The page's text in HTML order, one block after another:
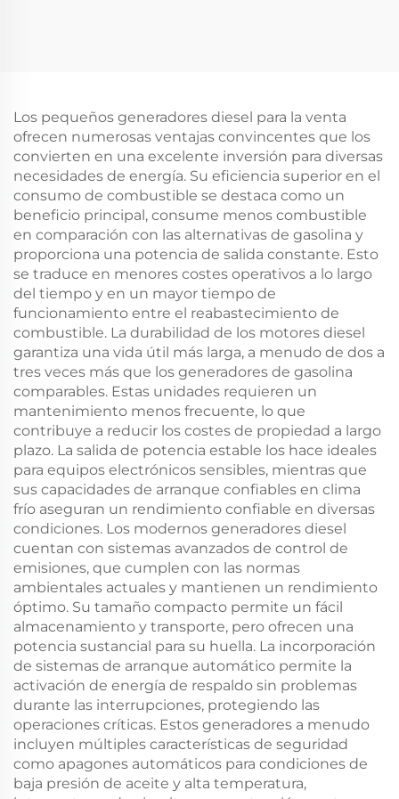
Los pequeños generadores diesel para la venta
ofrecen numerosas ventajas convincentes que los
convierten en una excelente inversión para diversas
necesidades de energía. Su eficiencia superior en el
consumo de combustible se destaca como un
beneficio principal, consume menos combustible
en comparación con las alternativas de gasolina y
proporciona una potencia de salida constante. Esto
se traduce en menores costes operativos a lo largo
del tiempo y en un mayor tiempo de
funcionamiento entre el reabastecimiento de
combustible. La durabilidad de los motores diesel
garantiza una vida útil más larga, a menudo de dos a
tres veces más que los generadores de gasolina
comparables. Estas unidades requieren un
mantenimiento menos frecuente, lo que
contribuye a reducir los costes de propiedad a largo
plazo. La salida de potencia estable los hace ideales
para equipos electrónicos sensibles, mientras que
sus capacidades de arranque confiables en clima
frío aseguran un rendimiento confiable en diversas
condiciones. Los modernos generadores diesel
cuentan con sistemas avanzados de control de
emisiones, que cumplen con las normas
ambientales actuales y mantienen un rendimiento
óptimo. Su tamaño compacto permite un fácil
almacenamiento y transporte, pero ofrecen una
potencia sustancial para su huella. La incorporación
de sistemas de arranque automático permite la
activación de energía de respaldo sin problemas
durante las interrupciones, protegiendo las
operaciones críticas. Estos generadores a menudo
incluyen múltiples características de seguridad
como apagones automáticos para condiciones de
baja presión de aceite y alta temperatura,